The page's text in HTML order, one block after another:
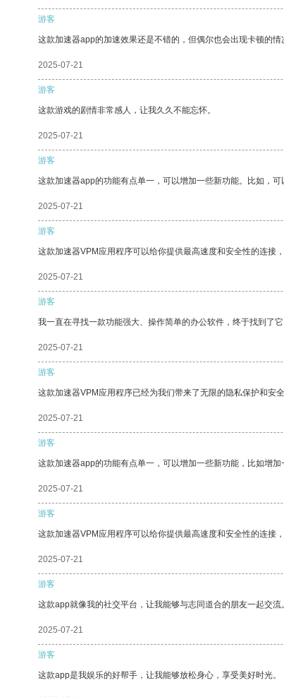
游客
这款加速器app的加速效果还是不错的，但偶尔也会出现卡顿的情
2025-07-21
游客
这款游戏的剧情非常感人，让我久久不能忘怀。
2025-07-21
游客
这款加速器app的功能有点单一，可以增加一些新功能。比如，
2025-07-21
游客
这款加速器VPM应用程序可以给你提供最高速度和安全性的连接
2025-07-21
游客
我一直在寻找一款功能强大、操作简单的办公软件，终于找到了
2025-07-21
游客
这款加速器VPM应用程序已经为我们带来了无限的隐私保护和安全
2025-07-21
游客
这款加速器app的功能有点单一，可以增加一些新功能，比如增加
2025-07-21
游客
这款加速器VPM应用程序可以给你提供最高速度和安全性的连接
2025-07-21
游客
这款app就像我的社交平台，让我能够与志同道合的朋友一起交流。
2025-07-21
游客
这款app是我娱乐的好帮手，让我能够放松身心，享受美好时光。